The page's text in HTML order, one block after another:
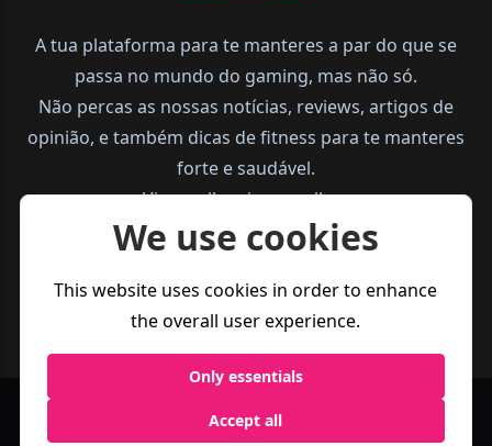
A tua plataforma para te manteres a par do que se
passa no mundo do gaming, mas não só.
Não percas as nossas notícias, reviews, artigos de
opinião, e também dicas de fitness para te manteres
forte e saudável.
Vive melhor, joga melhor.
Business
Política de
We use cookies
This website uses cookies in order to enhance
the overall user experience.
Only essentials
Accept all